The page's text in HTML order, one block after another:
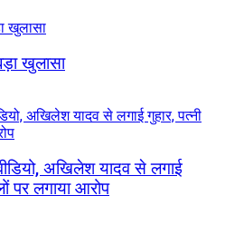
खुलासा
अखिलेश यादव से लगाई
पर लगाया आरोप